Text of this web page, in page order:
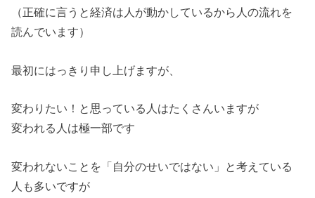
（正確に言うと経済は人が動かしているから人の流れを
読んでいます）
最初にはっきり申し上げますが、
変わりたい！と思っている人はたくさんいますが
変われる人は極一部です
変われないことを「自分のせいではない」と考えている
人も多いですが